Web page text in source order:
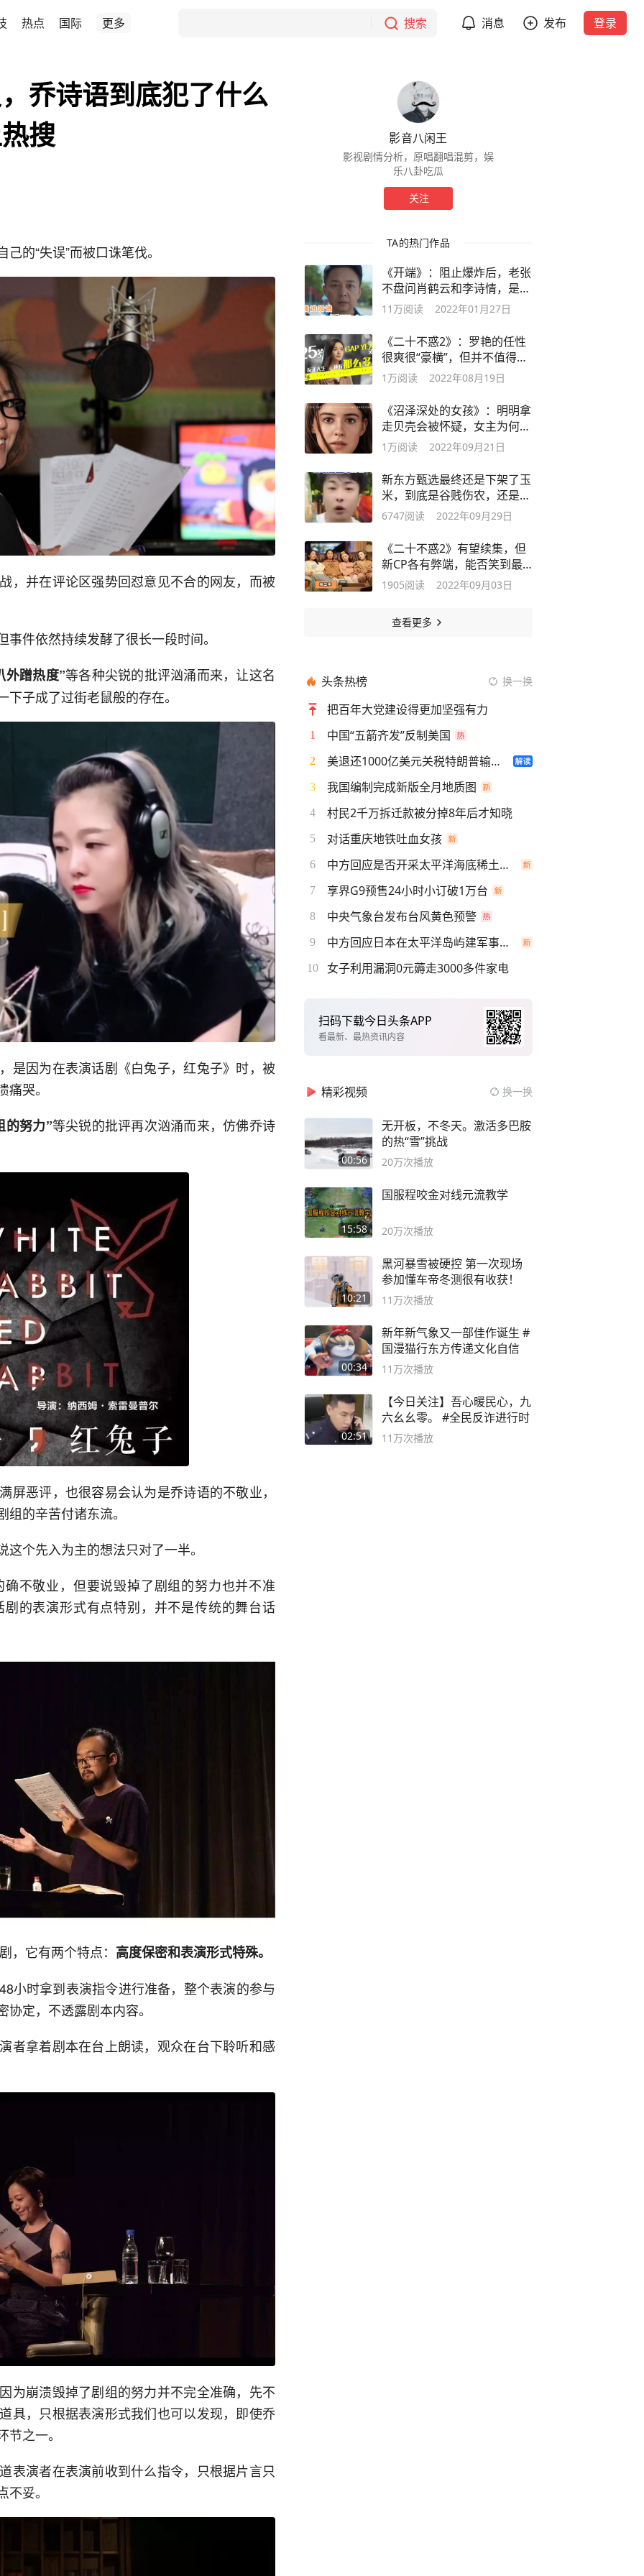
热点 国际 更多 搜索 消息 发布 登录
乔诗语到底犯了什么
搜
的“失误”而被口诛笔伐。
，并在评论区强势回怼意见不合的网友，而被
件依然持续发酵了很长一段时间。
外蹭热度”等各种尖锐的批评汹涌而来，让这名
子成了过街老鼠般的存在。
是因为在表演话剧《白兔子，红兔子》时，被
哭。
的努力”等尖锐的批评再次汹涌而来，仿佛乔诗
屏恶评，也很容易会认为是乔诗语的不敬业，
的辛苦付诸东流。
个先入为主的想法只对了一半。
不敬业，但要说毁掉了剧组的努力也并不准
的表演形式有点特别，并不是传统的舞台话
，它有两个特点： 高度保密和表演形式特殊。
小时拿到表演指令进行准备，整个表演的参与
定，不透露剧本内容。
者拿着剧本在台上朗读，观众在台下聆听和感
为崩溃毁掉了剧组的努力并不完全准确，先不
具，只根据表演形式我们也可以发现，即使乔
之一。
表演者在表演前收到什么指令，只根据片言只
妥。
影音八闲王
影视剧情分析，原唱翻唱混剪，娱
乐八卦吃瓜
关注
TA的热门作品
《开端》：阻止爆炸后，老张
不盘问肖鹤云和李诗情，是不
是BUG？
11万阅读 2022年01月27日
《二十不惑2》：罗艳的任性
很爽很“豪横”，但并不值得大
家学习
1万阅读 2022年08月19日
《沼泽深处的女孩》：明明拿
走贝壳会被怀疑，女主为何多
此一举？
1万阅读 2022年09月21日
新东方甄选最终还是下架了玉
米，到底是谷贱伤农，还是及
时止损？
6747阅读 2022年09月29日
《二十不惑2》有望续集，但
新CP各有弊端，能否笑到最
后还不好说
1905阅读 2022年09月03日
查看更多
头条热榜 换一换
把百年大党建设得更加坚强有力
1 中国“五箭齐发”反制美国
2 美退还1000亿美元关税特朗普输了吗
3 我国编制完成新版全月地质图
4 村民2千万拆迁款被分掉8年后才知晓
5 对话重庆地铁吐血女孩
6 中方回应是否开采太平洋海底稀土资源
7 享界G9预售24小时小订破1万台
8 中央气象台发布台风黄色预警
9 中方回应日本在太平洋岛屿建军事设施
10 女子利用漏洞0元薅走3000多件家电
扫码下载今日头条APP
看最新、最热资讯内容
精彩视频 换一换
00:56
无开板，不冬天。激活多巴胺
的热“雪”挑战
20万次播放
15:58
国服程咬金对线元流教学
20万次播放
10:21
黑河暴雪被硬控 第一次现场
参加懂车帝冬测很有收获！
11万次播放
00:34
新年新气象又一部佳作诞生 #
国漫猫行东方传递文化自信
11万次播放
02:51
【今日关注】吾心暖民心，九
六幺幺零。 #全民反诈进行时
11万次播放